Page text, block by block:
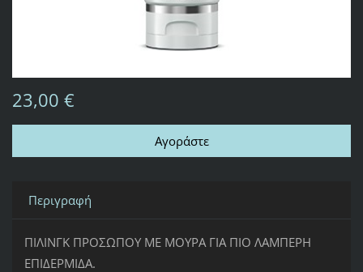
23,00 €
Περιγραφή
ΠΙΛΙΝΓΚ ΠΡΟΣΩΠΟΥ ΜΕ ΜΟΥΡΑ ΓΙΑ ΠΙΟ ΛΑΜΠΕΡΗ
ΕΠΙΔΕΡΜΙΔΑ.